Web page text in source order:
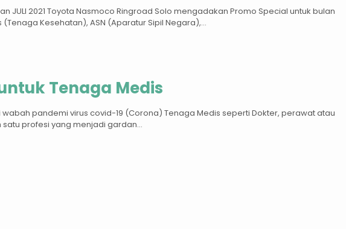
JULI 2021 Toyota Nasmoco Ringroad Solo mengadakan Promo Special untuk bulan
(Tenaga Kesehatan), ASN (Aparatur Sipil Negara),...
Tenaga Medis
wabah pandemi virus covid-19 (Corona) Tenaga Medis seperti Dokter, perawat atau
profesi yang menjadi gardan...